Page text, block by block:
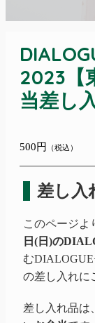
2023【
当差し
500円 （税込）
差し入
このページよ
日(日)の
む
の差し入れに
差し入れ品は